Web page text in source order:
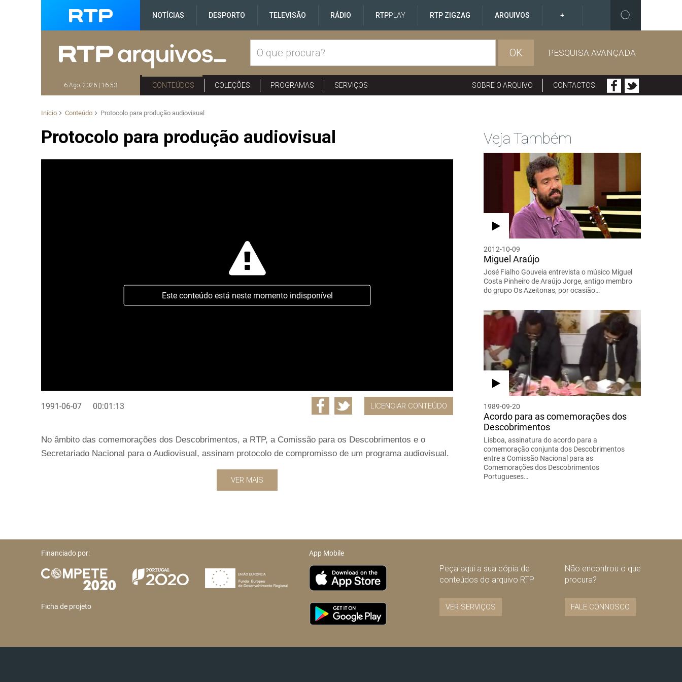
NOTÍCIAS DESPORTO TELEVISÃO RÁDIO RTPPLAY RTP ZIGZAG ARQUIVOS +
OK PESQUISA AVANÇADA
6 Ago. 2026 | 16:53 CONTEÚDOS COLEÇÕES PROGRAMAS SERVIÇOS SOBRE O ARQUIVO CONTACTOS
Início Conteúdo Protocolo para produção audiovisual
Protocolo para produção audiovisual
Este conteúdo está neste momento indisponível
1991-06-07 00:01:13 LICENCIAR CONTEÚDO
No âmbito das comemorações dos Descobrimentos, a RTP, a Comissão para os Descobrimentos e o
Secretariado Nacional para o Audiovisual, assinam protocolo de compromisso de um programa audiovisual.
VER MAIS
Veja Também
2012-10-09
Miguel Araújo
José Fialho Gouveia entrevista o músico Miguel
Costa Pinheiro de Araújo Jorge, antigo membro
do grupo Os Azeitonas, por ocasião…
1989-09-20
Acordo para as comemorações dos
Descobrimentos
Lisboa, assinatura do acordo para a
comemoração conjunta dos Descobrimentos
entre a Comissão Nacional para as
Comemorações dos Descobrimentos
Portugueses…
Financiado por:
Ficha de projeto
App Mobile
Peça aqui a sua cópia de
conteúdos do arquivo RTP
VER SERVIÇOS
Não encontrou o que
procura?
FALE CONNOSCO